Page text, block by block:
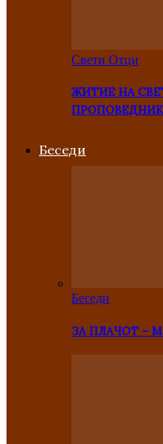
Свети Отци
ЖИТИЕ НА
Беседи
Беседи
ЗА ПЛАЧОТ –